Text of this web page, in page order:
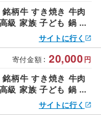
柄牛 すき焼き 牛肉
級 家族 子ども 鍋 上
ィ やわらか うまい
甘い 上州牛 群馬県
サイトに行く
寄付金額 : 20,000円
柄牛 すき焼き 牛肉
級 家族 子ども 鍋 上
ィ やわらか うまい
甘い 上州牛 群馬県
サイトに行く